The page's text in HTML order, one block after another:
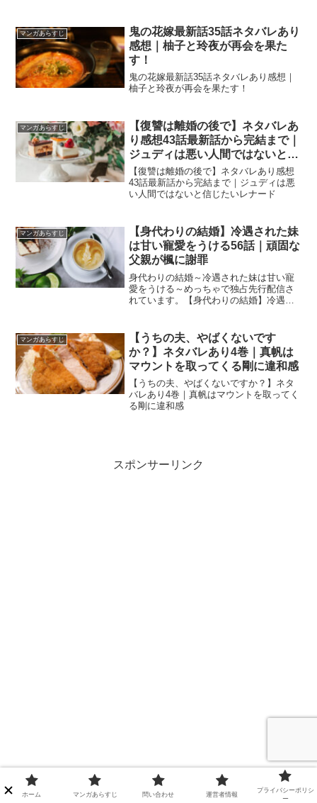
マンガあらすじ
鬼の花嫁最新話35話ネタバレあり
感想｜柚子と玲夜が再会を果た
す！
鬼の花嫁最新話35話ネタバレあり感想｜
柚子と玲夜が再会を果たす！
マンガあらすじ
【復讐は離婚の後で】ネタバレあ
り感想43話最新話から完結まで｜
ジュディは悪い人間ではないと信
じたいレナード
【復讐は離婚の後で】ネタバレあり感想
43話最新話から完結まで｜ジュディは悪
い人間ではないと信じたいレナード
マンガあらすじ
【身代わりの結婚】冷遇された妹
は甘い寵愛をうける56話｜頑固な
父親が楓に謝罪
身代わりの結婚～冷遇された妹は甘い寵
愛をうける～めっちゃで独占先行配信さ
れています。【身代わりの結婚】冷遇さ
マンガあらすじ
【うちの夫、やばくないです
か？】ネタバレあり4巻｜真帆は
マウントを取ってくる剛に違和感
【うちの夫、やばくないですか？】ネタ
バレあり4巻｜真帆はマウントを取ってく
る剛に違和感
スポンサーリンク
ホーム マンガあらすじ 問い合わせ 運営者情報
プライバシーポリシ
ー